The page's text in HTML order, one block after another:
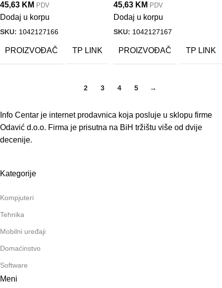
45,63 KM PDV
Dodaj u korpu
SKU: 1042127166
PROIZVOĐAČ TP LINK
45,63 KM PDV
Dodaj u korpu
SKU: 1042127167
PROIZVOĐAČ TP LINK
2 3 4 5 →
Info Centar je internet prodavnica koja posluje u sklopu firme
Odavić d.o.o. Firma je prisutna na BiH tržištu više od dvije
decenije.
Kategorije
Kompjuteri
Tehnika
Mobilni uređaji
Domaćinstvo
Software
Meni